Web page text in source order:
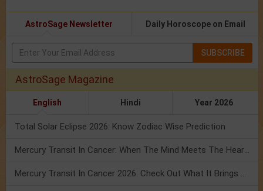
AstroSage Newsletter Daily Horoscope on Email
SUBSCRIBE
AstroSage Magazine
English Hindi Year 2026
Total Solar Eclipse 2026: Know Zodiac Wise Prediction
Mercury Transit In Cancer: When The Mind Meets The Heart!
Mercury Transit In Cancer 2026: Check Out What It Brings For You